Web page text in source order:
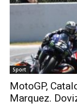
Sport
MotoGP,
Marquez.